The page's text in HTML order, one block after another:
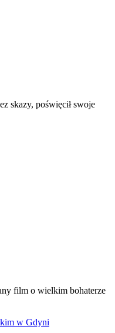
skazy, poświęcił swoje
film o wielkim bohaterze
w Gdyni